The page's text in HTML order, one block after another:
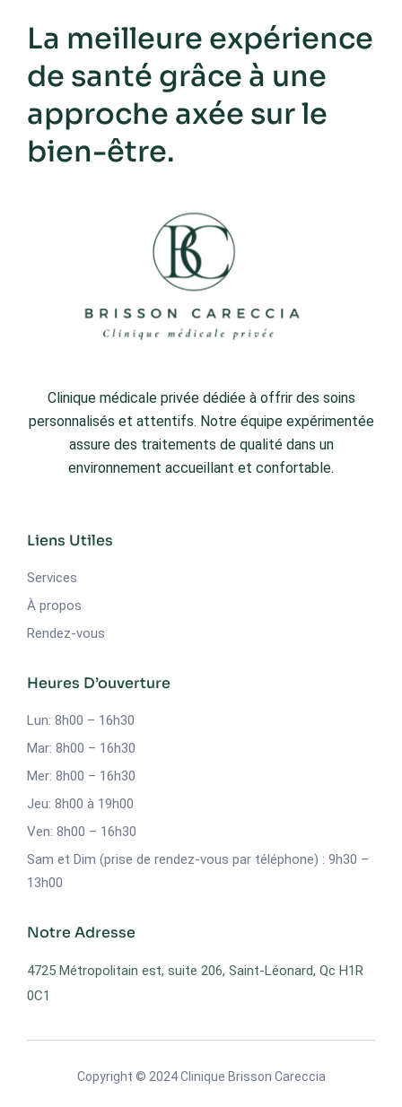
La meilleure expérience
de santé grâce à une
approche axée sur le
bien-être.
Clinique médicale privée dédiée à offrir des soins
personnalisés et attentifs. Notre équipe expérimentée
assure des traitements de qualité dans un
environnement accueillant et confortable.
Liens Utiles
Services
À propos
Rendez-vous
Heures D’ouverture
Lun: 8h00 – 16h30
Mar: 8h00 – 16h30
Mer: 8h00 – 16h30
Jeu: 8h00 à 19h00
Ven: 8h00 – 16h30
Sam et Dim (prise de rendez-vous par téléphone) : 9h30 –
13h00
Notre Adresse
4725 Métropolitain est, suite 206, Saint-Léonard, Qc H1R
0C1
Copyright © 2024Clinique Brisson Careccia